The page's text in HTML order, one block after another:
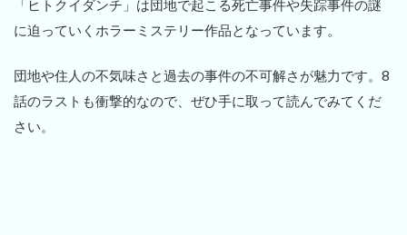
「ヒトクイダンチ」は団地で起こる死亡事件や失踪事件の謎
に迫っていくホラーミステリー作品となっています。
団地や住人の不気味さと過去の事件の不可解さが魅力です。8
話のラストも衝撃的なので、ぜひ手に取って読んでみてくだ
さい。